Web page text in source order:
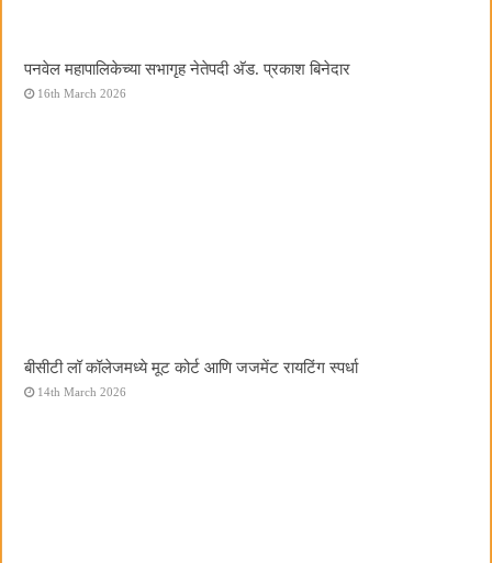
पनवेल महापालिकेच्या सभागृह नेतेपदी अ‍ॅड. प्रकाश बिनेदार
16th March 2026
बीसीटी लॉ कॉलेजमध्ये मूट कोर्ट आणि जजमेंट रायटिंग स्पर्धा
14th March 2026